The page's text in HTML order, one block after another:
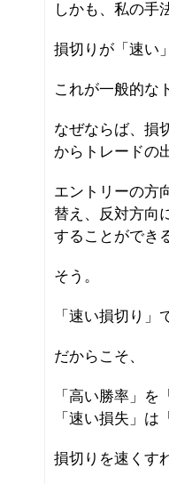
しかも、私の手
損切りが「速い
これが一般的な
なぜならば、損
からトレードの
エントリーの方
替え、反対方向
することができ
そう。
「速い損切り」
だからこそ、
「高い勝率」を
「速い損失」は
損切りを速くす